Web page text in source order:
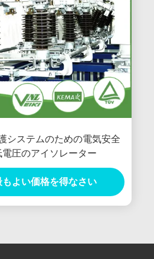
システムのための電気安全
電圧のアイソレーター
もよい価格を得なさい